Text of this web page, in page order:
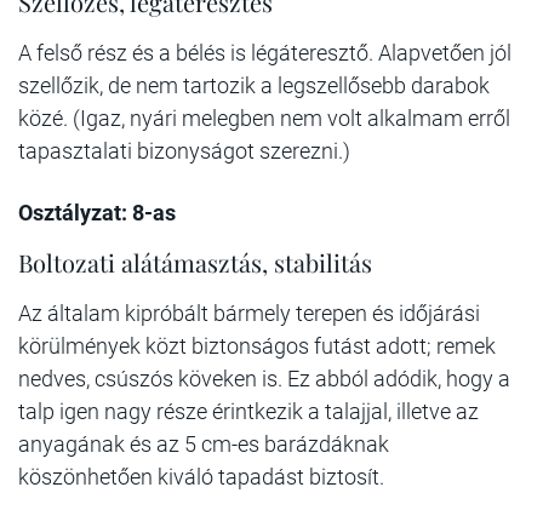
A felső rész és a bélés is légáteresztő. Alapvetően jól
szellőzik, de nem tartozik a legszellősebb darabok
közé. (Igaz, nyári melegben nem volt alkalmam erről
tapasztalati bizonyságot szerezni.)
Osztályzat: 8-as
Boltozati alátámasztás, stabilitás
Az általam kipróbált bármely terepen és időjárási
körülmények közt biztonságos futást adott; remek
nedves, csúszós köveken is. Ez abból adódik, hogy a
talp igen nagy része érintkezik a talajjal, illetve az
anyagának és az 5 cm-es barázdáknak
köszönhetően kiváló tapadást biztosít.